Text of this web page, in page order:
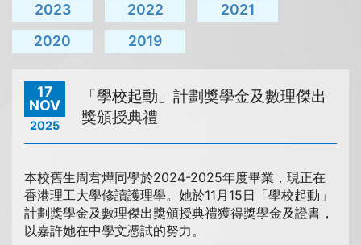
2023
2022
2021
2020
2019
17
NOV
2025
「學校起動」計劃獎學金及數理傑出
獎頒授典禮
本校舊生周君燁同學於2024-2025年度畢業，現正在
香港理工大學修讀護理學。她於11月15日「學校起動」
計劃獎學金及數理傑出獎頒授典禮獲得獎學金及證書，
以嘉許她在中學文憑試的努力。